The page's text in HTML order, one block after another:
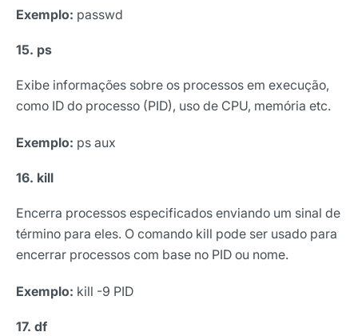
Exemplo: passwd
15. ps
Exibe informações sobre os processos em execução,
como ID do processo (PID), uso de CPU, memória etc.
Exemplo: ps aux
16. kill
Encerra processos especificados enviando um sinal de
término para eles. O comando kill pode ser usado para
encerrar processos com base no PID ou nome.
Exemplo: kill -9 PID
17. df